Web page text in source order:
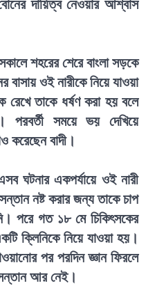
দায়িত্ব নেওয়ার আশ্বাস
শহরের শেরে বাংলা সড়কে
ওই নারীকে নিয়ে যাওয়া
তাকে ধর্ষণ করা হয় বলে
পরবর্তী সময়ে ভয় দেখিয়ে
করেছেন বাদী।
ঘটনার একপর্যায়ে ওই নারী
নষ্ট করার জন্য তাকে চাপ
পরে গত ১৮ মে চিকিৎসকের
ক্লিনিকে নিয়ে যাওয়া হয়।
পর পরদিন জ্ঞান ফিরলে
সন্তান আর নেই।